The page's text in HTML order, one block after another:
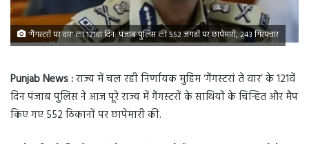
‘गैंगस्टरों पर वार’ का 121वां दिन: पंजाब पुलिस की 552 जगहों पर छापेमारी, 243 गिरफ्तार
Punjab News :राज्य में चल रही निर्णायक मुहिम ‘गैंगस्टरां ते वार’ के 121वें
दिन पंजाब पुलिस ने आज पूरे राज्य में गैंगस्टरों के साथियों के चिन्हित और मैप
किए गए 552 ठिकानों पर छापेमारी की.